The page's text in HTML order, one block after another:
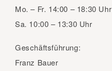
Mo. – Fr. 14:00 – 18:30 Uhr
Sa. 10:00 – 13:30 Uhr
Geschäftsführung:
Franz Bauer